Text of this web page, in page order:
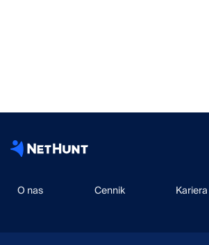
O nas Cennik Kariera